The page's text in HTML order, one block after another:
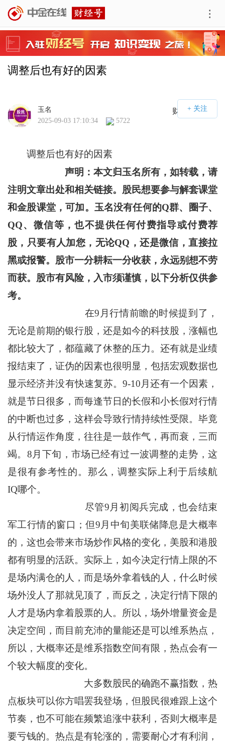
调整后也有好的因素
财经号APP
玉名
2025-09-03 17:10:34
5722
调整后也有好的因素
声明：本文归玉名所有，如转载，请
注明文章出处和相关链接。股民想要参与解套课堂
和金股课堂，可加。玉名没有任何的Q群、圈子、
QQ、微信等，也不提供任何付费指导或付费荐
股，只要有人加您，无论QQ，还是微信，直接拉
黑或报警。股市一分耕耘一分收获，永远别想不劳
而获。股市有风险，入市须谨慎，以下分析仅供参
考。
在9月行情前瞻的时候提到了，
无论是前期的银行股，还是如今的科技股，涨幅也
都比较大了，都蕴藏了休整的压力。还有就是业绩
报结束了，证伪的因素也很明显，包括宏观数据也
显示经济并没有快速复苏。9-10月还有一个因素，
就是节日很多，而每逢节日的长假和小长假对行情
的中断也过多，这样会导致行情持续性受限。毕竟
从行情运作角度，往往是一鼓作气，再而衰，三而
竭。8月下旬，市场已经有过一波调整的走势，这
是很有参考性的。那么，调整实际上利于后续航
IQ哪个。
尽管9月初阅兵完成，也会结束
军工行情的窗口；但9月中旬美联储降息是大概率
的，这也会带来市场炒作风格的变化，美股和港股
都有明显的活跃。实际上，如今决定行情上限的不
是场内满仓的人，而是场外拿着钱的人，什么时候
场外没人了那就见顶了，而反之，决定行情下限的
人才是场内拿着股票的人。所以，场外增量资金是
决定空间，而目前充沛的量能还是可以维系热点，
所以，大概率还是维系指数空间有限，热点会有一
个较大幅度的变化。
大多数股民的确跑不赢指数，热
点板块可以你方唱罢我登场，但股民很难跟上这个
节奏，也不可能在频繁追涨中获利，否则大概率是
要亏钱的。热点是有轮涨的，需要耐心才有利润，